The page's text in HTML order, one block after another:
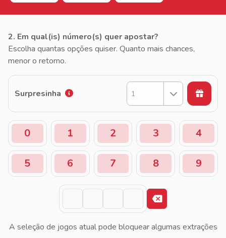
2. Em qual(is) número(s) quer apostar?
Escolha quantas opções quiser. Quanto mais chances,
menor o retorno.
Surpresinha 1
0 1 2 3 4
5 6 7 8 9
A seleção de jogos atual pode bloquear algumas extrações